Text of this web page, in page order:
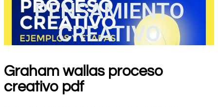
PENSAMIENTO
CREATIVO
Graham wallas proceso
creativo pdf